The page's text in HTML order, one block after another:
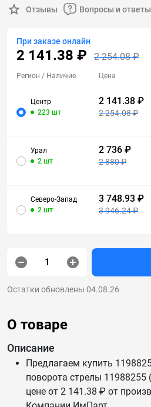
Отзывы Вопросы и ответы
При заказе онлайн
2 141.38 ₽ 2 254.08 ₽
Регион / Наличие Цена
Центр
223 шт
2 141.38 ₽
2 254.08 ₽
Урал
2 шт
2 736 ₽
2 880 ₽
Северо-Запад
2 шт
3 748.93 ₽
3 946.24 ₽
Остатки обновлены 04.08.26
О товаре
Описание
Предлагаем купить
поворота стрелы 11988255
цене от 2 141.38 ₽ от